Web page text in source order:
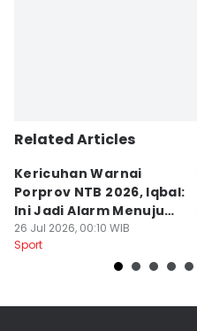
Related Articles
Kericuhan Warnai
Porprov NTB 2026, Iqbal:
Ini Jadi Alarm Menuju
PON 2028
26 Jul 2026, 00:10 WIB
Sport